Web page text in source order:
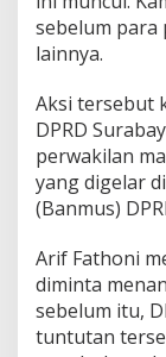
sebelum para
lainnya.
Aksi tersebut
DPRD
perwakilan
yang digelar
(Banmus)
Arif Fathoni
diminta
sebelum itu,
tuntutan